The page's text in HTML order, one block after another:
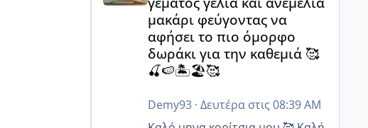
Τώρα είναι πιο χαλαρά στη
δουλειά και δεν λείπω πολλές
ώρες.
Έχει πάρει ο άντρας μου κάποιες
μέρες άδεια ,και από Σεπτέμβριο
θα πάρει και την 9 μήνη άδεια
του, οπότε θα είμαστε άνετοι.
μακάρι φεύγοντας να
αφήσει το πιο όμορφο
δωράκι για την καθεμιά 🥰
🍒🍉🏝️🏖️🥰
Demy93· Δευτέρα στις 08:39 AM